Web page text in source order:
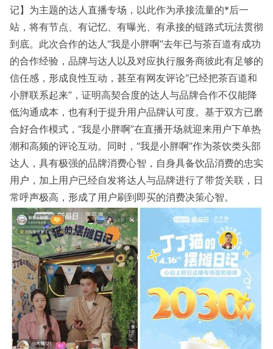
记】为主题的达人直播专场，以此作为承接流量的*后一
站，将有节点、有记忆、有曝光、有承接的链路式玩法贯彻
到底。此次合作的达人“我是小胖啊”去年已与茶百道有成功
的合作经验，品牌与达人以及对应执行服务商彼此有足够的
信任感，形成良性互动，甚至有网友评论“已经把茶百道和
小胖联系起来”，证明高契合度的达人与品牌合作不仅能降
低沟通成本，也有利于提升用户品牌认可度。基于双方已磨
合好合作模式，“我是小胖啊”在直播开场就迎来用户下单热
潮和高频的评论互动。同时，“我是小胖啊”作为茶饮类头部
达人，具有极强的品牌消费心智，自身具备饮品消费的忠实
用户，加上用户已经自发将达人与品牌进行了带货关联，日
常呼声极高，形成了用户刷到即买的消费决策心智。